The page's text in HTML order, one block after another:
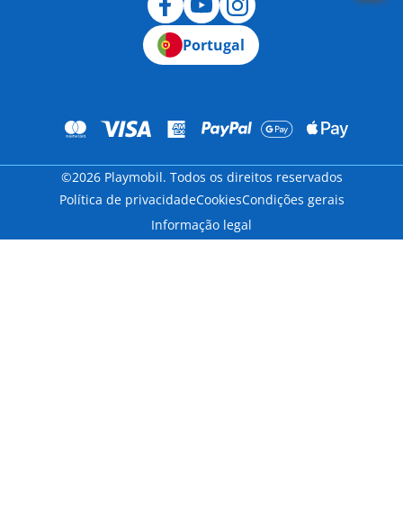
Portugal
©2026 Playmobil. Todos os direitos reservados
Política de privacidadeCookiesCondições gerais
Informação legal